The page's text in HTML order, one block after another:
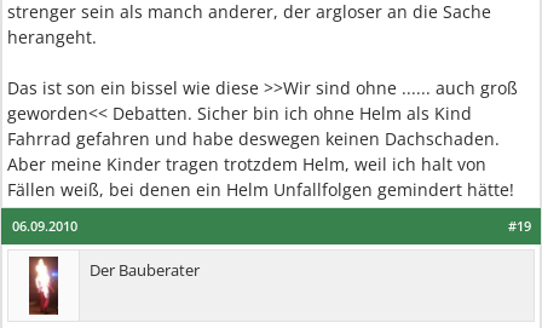
strenger sein als manch anderer, der argloser an die Sache
herangeht.
Das ist son ein bissel wie diese >>Wir sind ohne ...... auch groß
geworden<< Debatten. Sicher bin ich ohne Helm als Kind
Fahrrad gefahren und habe deswegen keinen Dachschaden.
Aber meine Kinder tragen trotzdem Helm, weil ich halt von
Fällen weiß, bei denen ein Helm Unfallfolgen gemindert hätte!
#19
06.09.2010
Der Bauberater